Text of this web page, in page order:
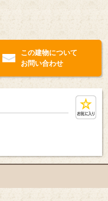
この建物について
お問い合わせ